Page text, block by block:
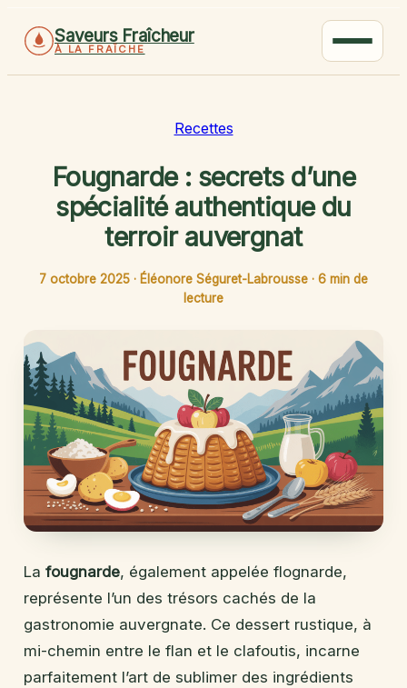
Saveurs Fraîcheur
À LA FRAÎCHE
Recettes
Fougnarde : secrets d’une
spécialité authentique du
terroir auvergnat
7 octobre 2025 · Éléonore Séguret-Labrousse · 6 min de
lecture
La fougnarde, également appelée flognarde,
représente l’un des trésors cachés de la
gastronomie auvergnate. Ce dessert rustique, à
mi-chemin entre le flan et le clafoutis, incarne
parfaitement l’art de sublimer des ingrédients